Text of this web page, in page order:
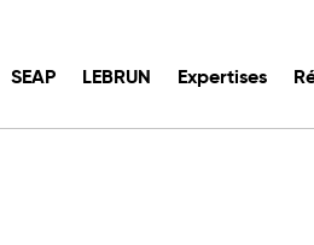
SEAP LEBRUN Expertises